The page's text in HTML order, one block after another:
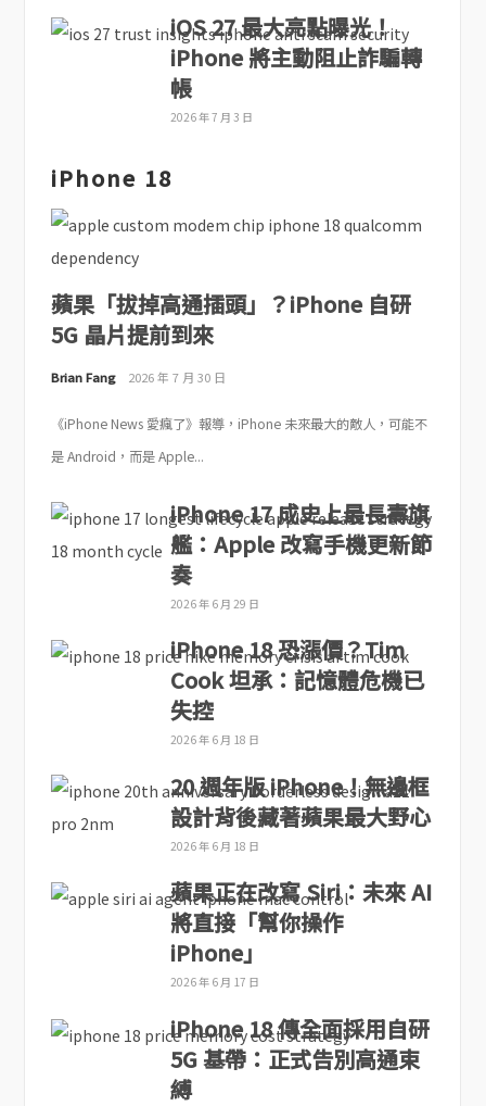
iOS 27 最大亮點曝光！
iPhone 將主動阻止詐騙轉
帳
2026 年 7 月 3 日
iPhone 18
蘋果「拔掉高通插頭」？iPhone 自研
5G 晶片提前到來
Brian Fang 2026 年 7 月 30 日
《iPhone News 愛瘋了》報導，iPhone 未來最大的敵人，可能不
是 Android，而是 Apple...
iPhone 17 成史上最長壽旗
艦：Apple 改寫手機更新節
奏
2026 年 6 月 29 日
iPhone 18 恐漲價？Tim
Cook 坦承：記憶體危機已
失控
2026 年 6 月 18 日
20 週年版 iPhone！無邊框
設計背後藏著蘋果最大野心
2026 年 6 月 18 日
蘋果正在改寫 Siri：未來 AI
將直接「幫你操作
iPhone」
2026 年 6 月 17 日
iPhone 18 傳全面採用自研
5G 基帶：正式告別高通束
縛